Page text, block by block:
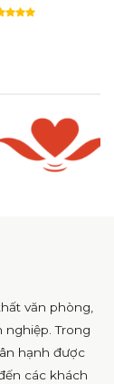
văn phòng,
Trong
hạnh được
các khách